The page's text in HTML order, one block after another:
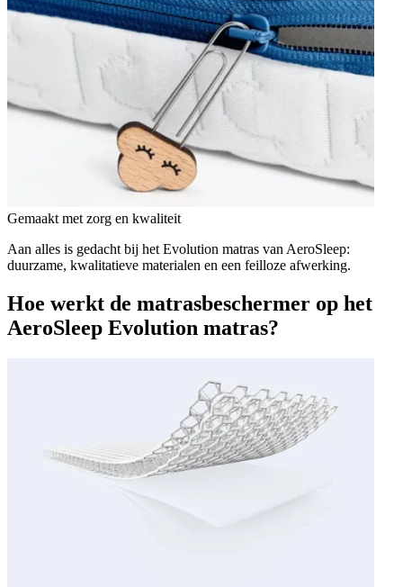
Gemaakt met zorg en kwaliteit
Aan alles is gedacht bij het Evolution matras van AeroSleep:
duurzame, kwalitatieve materialen en een feilloze afwerking.
Hoe werkt de matrasbeschermer op het
AeroSleep Evolution matras?